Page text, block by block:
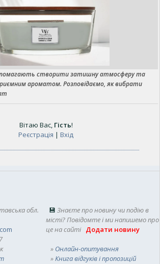
створити затишну атмосферу та
ароматом. Розповідаємо, як вибрати
Вітаю Вас, Гість!
Реєстрація | Вхід
обл.
💾 Знаєте про новину чи подію в
місті? Повідомте і ми напишемо про
це на сайті Додати новину
» Онлайн-опитування
»Книга відгуків і пропозицій